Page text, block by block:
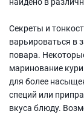
Секреты и
варьироваться в
повара.
маринование
для более
специй или
вкуса блюду.